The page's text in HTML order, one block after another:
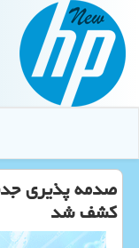
صدمه پذیری
كشف شد